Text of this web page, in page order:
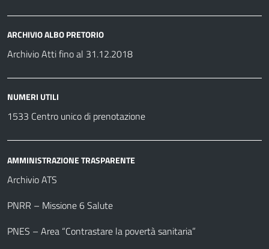
ARCHIVIO ALBO PRETORIO
Archivio Atti fino al 31.12.2018
NUMERI UTILI
1533 Centro unico di prenotazione
AMMINISTRAZIONE TRASPARENTE
Archivio ATS
PNRR – Missione 6 Salute
PNES – Area “Contrastare la povertà sanitaria”